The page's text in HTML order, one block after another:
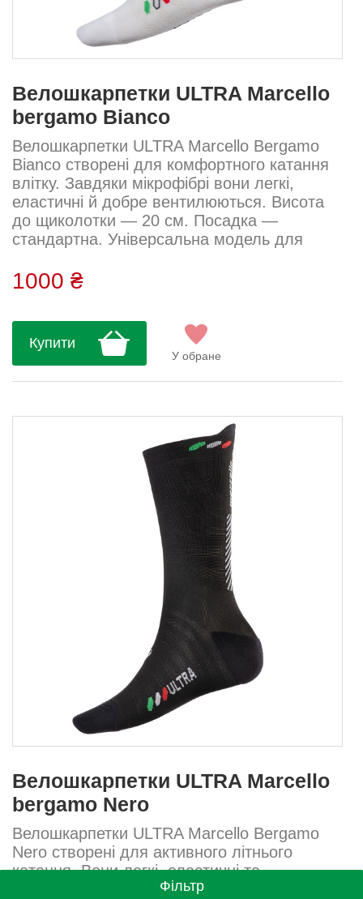
Фільтр
Велошкарпетки ULTRA Marcello
bergamo Bianco
Велошкарпетки ULTRA Marcello Bergamo
Bianco створені для комфортного катання
влітку. Завдяки мікрофібрі вони легкі,
еластичні й добре вентилюються. Висота
до щиколотки — 20 см. Посадка —
стандартна. Універсальна модель для
життя.Посадка: стандартна Склад: 80%
мікрофібра, 20% лайкраДогляд: Ручне або
30°C) Використовувати нейтральний або
спеціальний засіб для спортивного одягу
Не використовувати кондиціонери та в...
1000 ₴
Купити
У обране
Велошкарпетки ULTRA Marcello
bergamo Nero
Велошкарпетки ULTRA Marcello Bergamo
Nero створені для активного літнього
катання. Вони легкі, еластичні та
забезпечують максимальну